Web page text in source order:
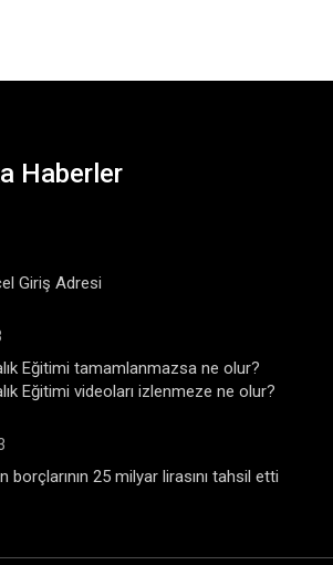
Haberler
Giriş Adresi
Eğitimi tamamlanmazsa ne olur?
Eğitimi videoları izlenmeze ne olur?
borçlarının 25 milyar lirasını tahsil etti